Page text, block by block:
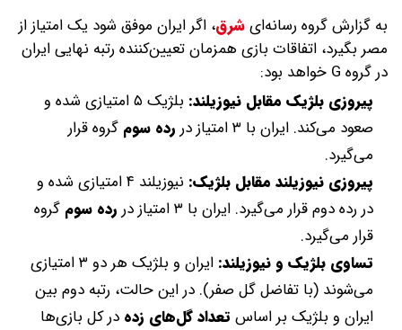
به گزارش گروه رسانه‌ایشرق، اگر ایران موفق شود یک امتیاز از
مصر بگیرد، اتفاقات بازی همزمان تعیین‌کننده رتبه نهایی ایران
در گروه G خواهد بود:
پیروزی بلژیک مقابل نیوزیلند:
بلژیک ۵ امتیازی شده و
صعود می‌کند. ایران با ۳ امتیاز در
رده سوم گروه قرار
می‌گیرد.
پیروزی نیوزیلند مقابل بلژیک:
نیوزیلند ۴ امتیازی شده و
در رده دوم قرار می‌گیرد. ایران با ۳ امتیاز در
رده سوم گروه
قرار می‌گیرد.
تساوی بلژیک و نیوزیلند:
ایران و بلژیک هر دو ۳ امتیازی
می‌شوند (با تفاضل گل صفر). در این حالت، رتبه دوم بین
ایران و بلژیک بر اساس تعداد گل‌های زده در کل بازی‌ها